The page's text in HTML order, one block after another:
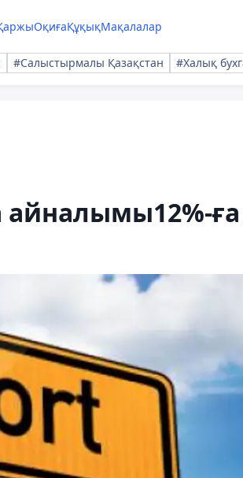
ОқиғаҚұқықМақалалар
#Салыстырмалы Қазақстан #Халық
айналымы12%-ға